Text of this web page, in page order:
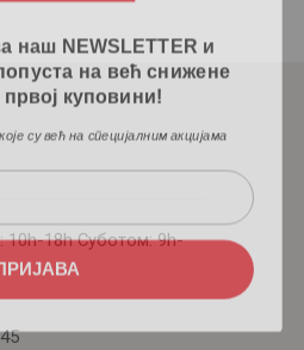
18h Суботом: 9h-
наш NEWSLETTER и
на већ снижене
куповини!